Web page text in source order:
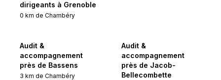
dirigeants à Grenoble
0 km de Chambéry
Audit &
accompagnement
près de Bassens
3 km de Chambéry
Audit &
accompagnement
près de Jacob-
Bellecombette